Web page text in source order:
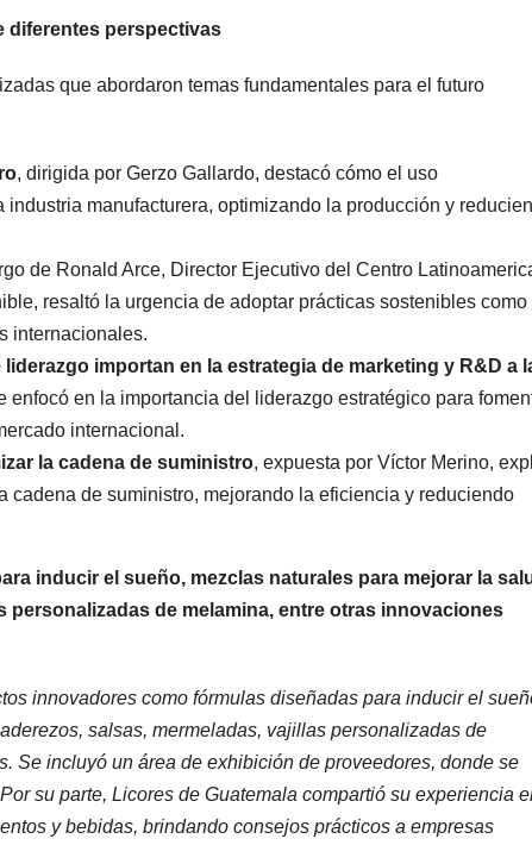
diferentes perspectivas
que abordaron temas fundamentales para el futuro
, dirigida por Gerzo Gallardo, destacó cómo el uso
industria manufacturera, optimizando la producción y
de Ronald Arce, Director Ejecutivo del Centro
resaltó la urgencia de adoptar prácticas sostenibles como
internacionales.
importan en la estrategia de marketing y R&D a
enfocó en la importancia del liderazgo estratégico para
internacional.
la cadena de suministro, expuesta por Víctor Merino,
cadena de suministro, mejorando la eficiencia y reduciendo
inducir el sueño, mezclas naturales para mejorar la
personalizadas de melamina, entre otras innovaciones
innovadores como fórmulas diseñadas para inducir el
salsas, mermeladas, vajillas personalizadas de
Se incluyó un área de exhibición de proveedores, donde se
su parte, Licores de Guatemala compartió su experiencia
y bebidas, brindando consejos prácticos a empresas